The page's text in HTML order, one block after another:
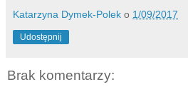
Katarzyna Dymek-Polek o 1/09/2017
Udostępnij
Brak komentarzy: